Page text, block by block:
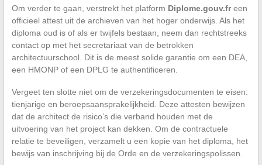
Om verder te gaan, verstrekt het platform Diplome.gouv.freen
officieel attest uit de archieven van het hoger onderwijs. Als het
diploma oud is of als er twijfels bestaan, neem dan rechtstreeks
contact op met het secretariaat van de betrokken
architectuurschool. Dit is de meest solide garantie om een DEA,
een HMONP of een DPLG te authentificeren.
Vergeet ten slotte niet om de verzekeringsdocumenten te eisen:
tienjarige en beroepsaansprakelijkheid. Deze attesten bewijzen
dat de architect de risico’s die verband houden met de
uitvoering van het project kan dekken. Om de contractuele
relatie te beveiligen, verzamelt u een kopie van het diploma, het
bewijs van inschrijving bij de Orde en de verzekeringspolissen.